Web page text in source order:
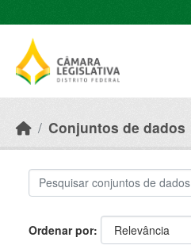
Conjuntos de dados
Ordenar por